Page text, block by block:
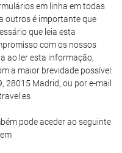
em linha em todas
outros é importante que
que leia esta
com os nossos
ao ler esta informação,
a maior brevidade possível:
28015 Madrid, ou por e-mail
pode aceder ao seguinte